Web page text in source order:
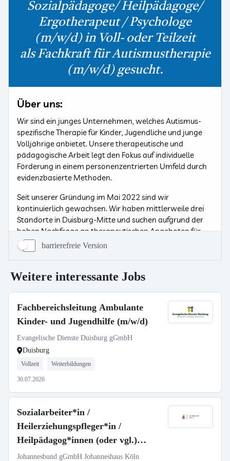
barrierefreie Version
Weitere interessante Jobs
Fachbereichsleitung Ambulante
Kinder- und Jugendhilfe (m/w/d)
Evangelische Dienste Duisburg gGmbH
Duisburg
Vollzeit Weiterbildungen
30.07.2026
Sozialarbeiter*in /
Heilerziehungspfleger*in /
Heilpädagog*innen (oder vgl.)
(m/w/d)
Johannesbund gGmbH Johanneshaus Köln